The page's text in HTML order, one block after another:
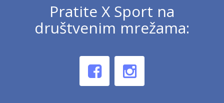
Pratite X Sport na
društvenim mrežama: